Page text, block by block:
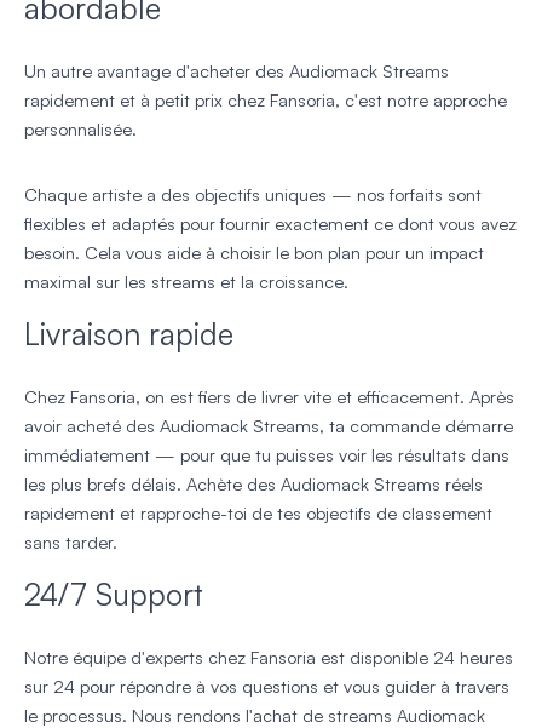
abordable
Un autre avantage d'acheter des Audiomack Streams
rapidement et à petit prix chez Fansoria, c'est notre approche
personnalisée.
Chaque artiste a des objectifs uniques — nos forfaits sont
flexibles et adaptés pour fournir exactement ce dont vous avez
besoin. Cela vous aide à choisir le bon plan pour un impact
maximal sur les streams et la croissance.
Livraison rapide
Chez Fansoria, on est fiers de livrer vite et efficacement. Après
avoir acheté des Audiomack Streams, ta commande démarre
immédiatement — pour que tu puisses voir les résultats dans
les plus brefs délais. Achète des Audiomack Streams réels
rapidement et rapproche-toi de tes objectifs de classement
sans tarder.
24/7 Support
Notre équipe d'experts chez Fansoria est disponible 24 heures
sur 24 pour répondre à vos questions et vous guider à travers
le processus. Nous rendons l'achat de streams Audiomack